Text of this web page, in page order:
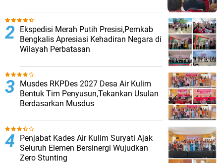
Ekspedisi Merah Putih Presisi,Pemkab
Bengkalis Apresiasi Kehadiran Negara di
Wilayah Perbatasan
Musdes RKPDes 2027 Desa Air Kulim
Bentuk Tim Penyusun,Tekankan Usulan
Berdasarkan Musdus
Penjabat Kades Air Kulim Suryati Ajak
Seluruh Elemen Bersinergi Wujudkan
Zero Stunting